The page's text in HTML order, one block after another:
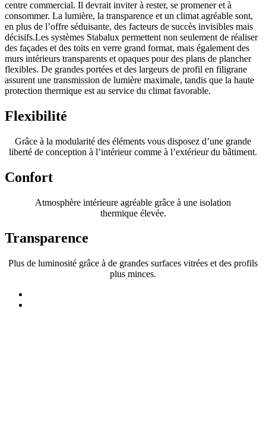
centre commercial. Il devrait inviter à rester, se promener et à
consommer. La lumière, la transparence et un climat agréable sont,
en plus de l’offre séduisante, des facteurs de succès invisibles mais
décisifs.Les systèmes Stabalux permettent non seulement de réaliser
des façades et des toits en verre grand format, mais également des
murs intérieurs transparents et opaques pour des plans de plancher
flexibles. De grandes portées et des largeurs de profil en filigrane
assurent une transmission de lumière maximale, tandis que la haute
protection thermique est au service du climat favorable.
Flexibilité
Grâce à la modularité des éléments vous disposez d’une grande
liberté de conception à l’intérieur comme à l’extérieur du bâtiment.
Confort
Atmosphère intérieure agréable grâce à une isolation
thermique élevée.
Transparence
Plus de luminosité grâce à de grandes surfaces vitrées et des profils
plus minces.